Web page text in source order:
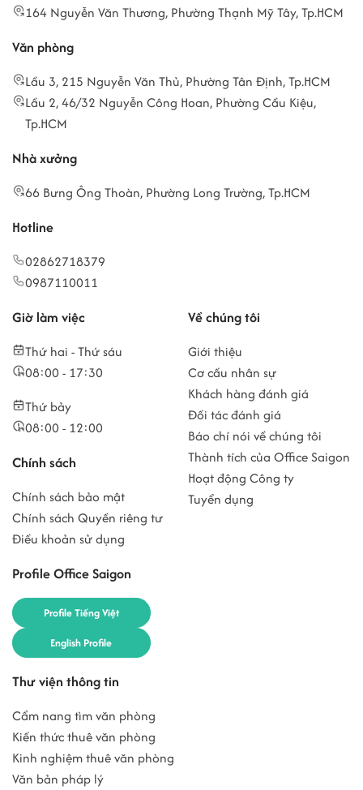
164 Nguyễn Văn Thương, Phường Thạnh Mỹ Tây, Tp.HCM
Văn phòng
Lầu 3, 215 Nguyễn Văn Thủ, Phường Tân Định, Tp.HCM
Lầu 2, 46/32 Nguyễn Công Hoan, Phường Cầu Kiệu,
Tp.HCM
Nhà xưởng
66 Bưng Ông Thoàn, Phường Long Trường, Tp.HCM
Hotline
02862718379
0987110011
Giờ làm việc
Thứ hai - Thứ sáu
08:00 - 17:30
Thứ bảy
08:00 - 12:00
Chính sách
Chính sách bảo mật
Chính sách Quyền riêng tư
Điều khoản sử dụng
Profile Office Saigon
Profile Tiếng Việt
English Profile
Về chúng tôi
Giới thiệu
Cơ cấu nhân sự
Khách hàng đánh giá
Đối tác đánh giá
Báo chí nói về chúng tôi
Thành tích của Office Saigon
Hoạt động Công ty
Tuyển dụng
Thư viện thông tin
Cẩm nang tìm văn phòng
Kiến thức thuê văn phòng
Kinh nghiệm thuê văn phòng
Văn bản pháp lý